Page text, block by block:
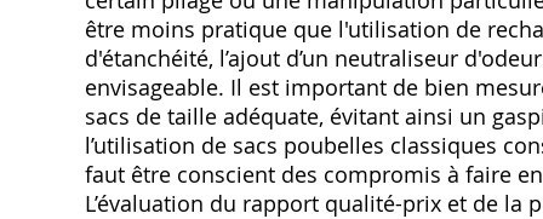
être moins pratique que l'utilisation de
d'étanchéité, l’ajout d’un neutraliseur
envisageable. Il est important de bien
sacs de taille adéquate, évitant ainsi un
l’utilisation de sacs poubelles classiques
faut être conscient des compromis à faire
L’évaluation du rapport qualité-prix et de